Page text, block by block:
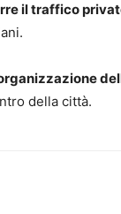
il traffico
della città.